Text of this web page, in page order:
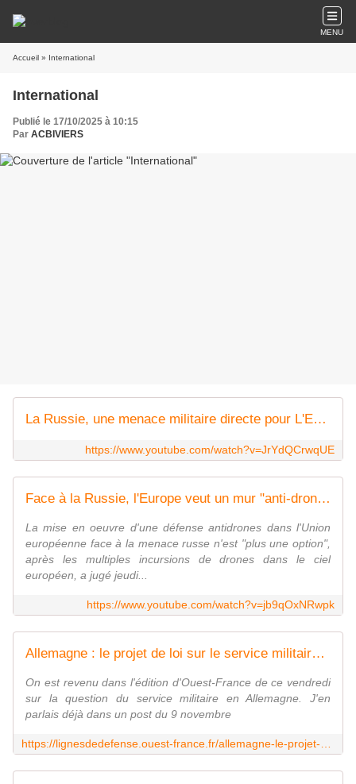
MENU
Accueil » International
International
Publié le 17/10/2025 à 10:15
Par ACBIVIERS
La Russie, une menace militaire directe pour L'Europe ? | 28 minutes | ARTE
https://www.youtube.com/watch?v=JrYdQCrwqUE
Face à la Russie, l'Europe veut un mur "anti-drones" d'ici 2027 * FRANCE 24
La mise en oeuvre d'une défense antidrones dans l'Union
européenne face à la menace russe n'est "plus une option",
après les multiples incursions de drones dans le ciel
européen, a jugé jeudi...
https://www.youtube.com/watch?v=jb9qOxNRwpk
Allemagne : le projet de loi sur le service militaire un peu dans l'ornière
On est revenu dans l'édition d'Ouest-France de ce vendredi
sur la question du service militaire en Allemagne. J'en
parlais déjà dans un post du 9 novembre